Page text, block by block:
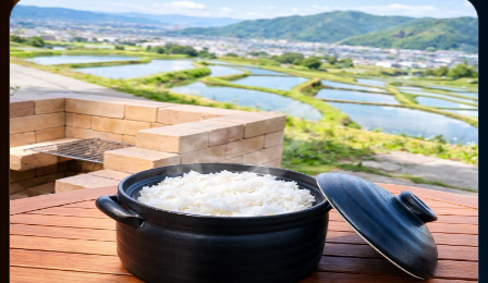
MEALS
棚田を食し、恵みを繋ぐ。
この一膳が、風景を守る力に。
Savor the harvest, nurture the future.
Every grain protects this landscape.
この土地の恵みを知るDiscover the blessings of the
land→